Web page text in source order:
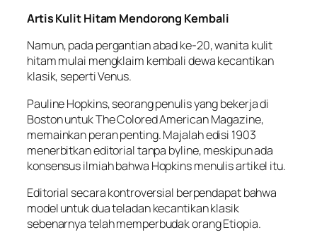
Artis Kulit Hitam Mendorong Kembali
Namun, pada pergantian abad ke-20, wanita kulit
hitam mulai mengklaim kembali dewa kecantikan
klasik, seperti Venus.
Pauline Hopkins, seorang penulis yang bekerja di
Boston untuk The Colored American Magazine,
memainkan peran penting. Majalah edisi 1903
menerbitkan editorial tanpa byline, meskipun ada
konsensus ilmiah bahwa Hopkins menulis artikel itu.
Editorial secara kontroversial berpendapat bahwa
model untuk dua teladan kecantikan klasik
sebenarnya telah memperbudak orang Etiopia.